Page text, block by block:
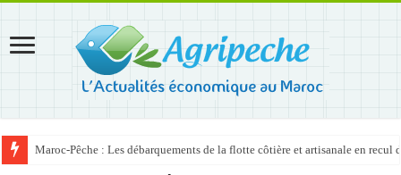
Maroc-Pêche : Les débarquements de la flotte côtière et artisanale en recul